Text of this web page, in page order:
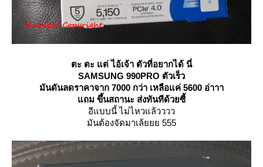
ตะ ตะ แต่ ไอ้เจ้า ตัวที่อยากได้ นี่
SAMSUNG 990PRO ตัวเร็ว
มันดันลดราคาจาก 7000 กว่า เหลือแค่ 5600 อ่าาา
ถม ขึ้นสถานะ ส่งทันทีด้วยซี้
อีแบบนี้ ไม่ไหวแล้วววว
มันต้องจัดมาเล้ยยย 555